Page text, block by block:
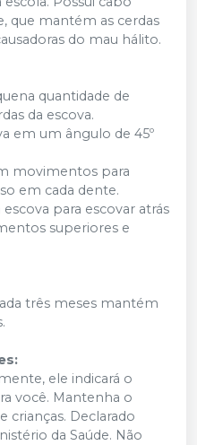
que mantém as cerdas
do mau hálito.
quantidade de
da escova.
em um ângulo de 45º
movimentos para
em cada dente.
para escovar atrás
superiores e
três meses mantém
ele indicará o
você. Mantenha o
crianças. Declarado
da Saúde. Não